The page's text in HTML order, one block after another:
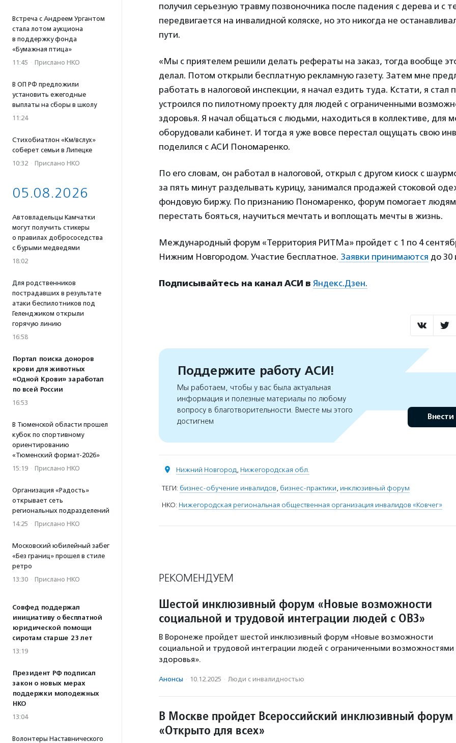
Встреча с Андреем Ургантом
стала лотом аукциона
в поддержку фонда
«Бумажная птица»
11:45 · Прислано НКО
В ОП РФ предложили
установить ежегодные
выплаты на сборы в школу
11:24
Стихобиатлон «Км/вслух»
соберет семьи в Липецке
10:32 · Прислано НКО
05.08.2026
Автовладельцы Камчатки
могут получить стикеры
о правилах добрососедства
с бурыми медведями
18:02
Для родственников
пострадавших в результате
атаки беспилотников под
Геленджиком открыли
горячую линию
16:58
Портал поиска доноров
крови для животных
«Одной Крови» заработал
по всей России
16:53
В Тюменской области прошел
кубок по спортивному
ориентированию
«Тюменский формат-2026»
15:19 · Прислано НКО
Организация «Радость»
открывает сеть
региональных подразделений
14:25 · Прислано НКО
Московский юбилейный забег
«Без границ» прошел в стиле
ретро
13:30 · Прислано НКО
Совфед поддержал
инициативу о бесплатной
юридической помощи
сиротам старше 23 лет
13:19
Президент РФ подписал
закон о новых мерах
поддержки молодежных
НКО
13:04
Волонтеры Наставнического
получил серьезную травму позвоночника после падения с дерева и с
передвигается на инвалидной коляске, но это никогда не
пути.
«Мы с приятелем решили делать рефераты на заказ, тогда вообще
делал. Потом открыли бесплатную рекламную газету. Затем мне
работать в налоговой инспекции, я начал ездить туда. Кстати, я стал
устроился по пилотному проекту для людей с ограниченными
здоровья. Я начал общаться с людьми, находиться в коллективе, для
оборудовали кабинет. И тогда я уже вовсе перестал ощущать свою
поделился с АСИ Пономаренко.
По его словам, он работал в налоговой, открыл с другом киоск с
за пять минут разделывать курицу, занимался продажей стоковой
фондовую биржу. По признанию Пономаренко, форум помогает людям
перестать бояться, научиться мечтать и воплощать мечты в жизнь.
Международный форум «Территория РИТМа» пройдет с 1 по 4
Нижним Новгородом. Участие бесплатное. Заявки принимаются до 30
Подписывайтесь на канал АСИ в Яндекс.Дзен.
Поддержите работу АСИ!
Мы работаем, чтобы у вас была актуальная
информация и полезные материалы по любому
вопросу в благотворительности. Вместе мы этого
достигнем
Внести
Нижний Новгород, Нижегородская обл.
ТЕГИ: бизнес-обучение инвалидов, бизнес-практики, инклюзивный форум
НКО: Нижегородская региональная общественная организация инвалидов «Ковчег»
РЕКОМЕНДУЕМ
Шестой инклюзивный форум «Новые возможности
социальной и трудовой интеграции людей с ОВЗ»
В Воронеже пройдет шестой инклюзивный форум «Новые возможности
социальной и трудовой интеграции людей с ограниченными возможностями
здоровья».
Анонсы · 10.12.2025 · Люди с инвалидностью
В Москве пройдет Всероссийский инклюзивный форум
«Открыто для всех»